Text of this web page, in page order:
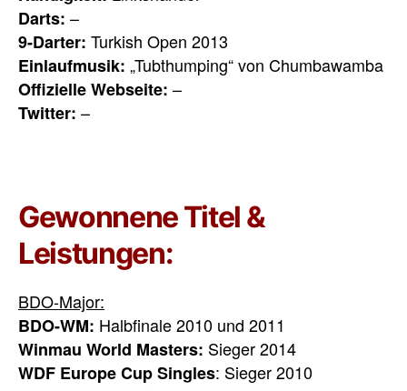
Darts: –
9-Darter: Turkish Open 2013
Einlaufmusik: „Tubthumping“ von Chumbawamba
Offizielle Webseite: –
Twitter: –
Gewonnene Titel &
Leistungen:
BDO-Major:
BDO-WM: Halbfinale 2010 und 2011
Winmau World Masters: Sieger 2014
WDF Europe Cup Singles: Sieger 2010